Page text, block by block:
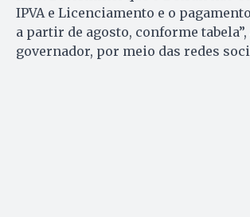
IPVA e Licenciamento e o
a partir de agosto, conforme
governador, por meio das redes